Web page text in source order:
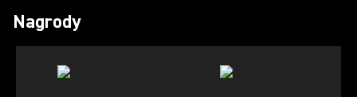
Nagrody